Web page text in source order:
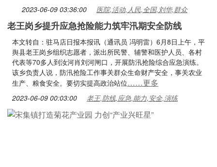
2023-06-09 03:36:00 医院,活动,人民,全国,刘华,群众
老王岗乡提升应急抢险能力筑牢汛期安全防线
本文转自：驻马店日报本报讯（通讯员 冯明雷）6月8日上午，平
舆县老王岗乡组织志愿者，派出所民警、辅警和医护人员、各村
代表等70多人到汝河肖刘河闸口，开展防汛抢险综合应急演练。
该乡负责人说，防汛抢险工作事关群众生命财产安全，事关农业
生产、粮食安全。要切实提高政治站位……更多
2023-06-09 00:03:00 老王,防线,应急,能力,安全,演练